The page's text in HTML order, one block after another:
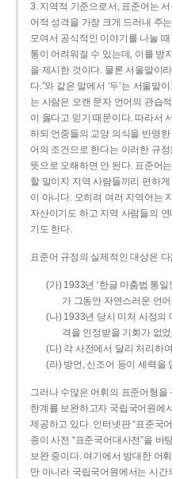
3. 지역적 기준으로서, 표준어는
어적 성격을 가장 크게 드러내 주
모여서 공식적인 이야기를 나눌
통이 어려워질 수 있는데, 이를 방
을 제시한 것이다. 물론 서울말이
다.”와 같은 말에서 ‘두’는 서울말
는 사람은 오랜 문자 언어의 관습
이 옳다고 믿기 때문이다. 따라서
하되 언중들의 교양 의식을 반영
어의 조건으로 한다는 이러한 규
뜻으로 오해하면 안 된다. 표준어
할 말이지 지역 사람들끼리 편하
이 아니다. 오히려 여러 지역어는
자산이기도 하고 지역 사람들의
기도 한다.
표준어 규정의 실제적인 대상은
(가) 1933년 ‘한글 마춤법 통
가 그동안 자연스러운 언
(나) 1933년 당시 미처 사정의
격을 인정받을 기회가 없
(다) 각 사전에서 달리 처리하
(라) 방언, 신조어 등이 세력을
그러나 수많은 어휘의 표준어형
한계를 보완하고자 국립국어원에
제공하고 있다. 인터넷판 “표준국
종이 사전 “표준국어대사전”을 바
보완 중이다. 여기에서 방대한 어
만 아니라 국립국어원에서는 시